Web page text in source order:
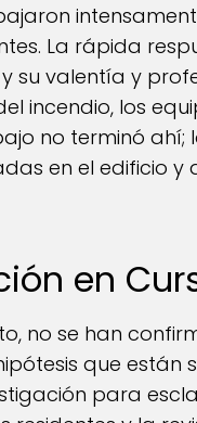
La rápida
su valentía y
incendio, los
no terminó ahí;
en el edificio y
en
no se han
que están
para